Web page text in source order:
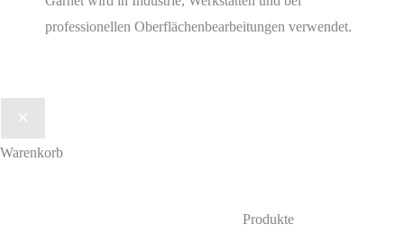
professionellen Oberflächenbearbeitungen verwendet.
Warenkorb
Produkte